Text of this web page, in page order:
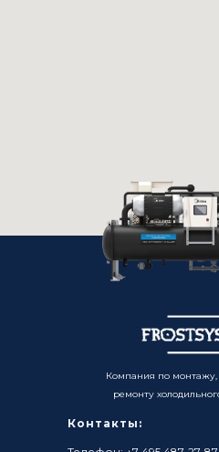
Контакты:
Компания по
ремонту